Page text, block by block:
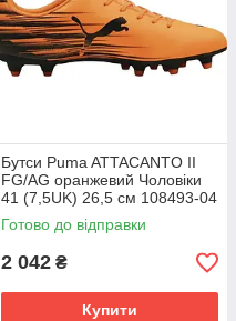
Бутси Puma ATTACANTO II
FG/AG оранжевий Чоловіки
41 (7,5UK) 26,5 см 108493-04
Готово до відправки
2 042 ₴
Купити